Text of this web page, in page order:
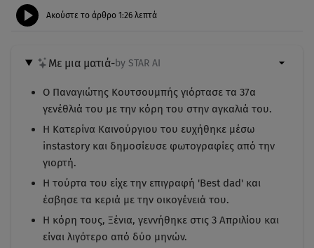
Ακούστε το άρθρο 1:26 λεπτά
Με μια ματιά-by STAR AI
Ο Παναγιώτης Κουτσουμπής γιόρτασε τα 37α
γενέθλιά του με την κόρη του στην αγκαλιά του.
Η Κατερίνα Καινούργιου του ευχήθηκε μέσω
instastory και δημοσίευσε φωτογραφίες από την
γιορτή.
Η τούρτα του είχε την επιγραφή 'Best dad' και
έσβησε τα κεριά με την οικογένειά του.
Η κόρη τους, Ξένια, γεννήθηκε στις 3 Απριλίου και
είναι λιγότερο από δύο μηνών.